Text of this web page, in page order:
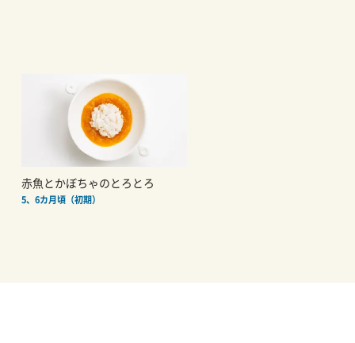
赤魚とかぼちゃのとろとろ
5、6カ月頃（初期）